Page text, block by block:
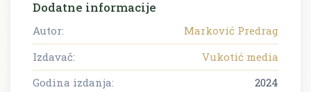
Dodatne informacije
Autor:
Marković Predrag
Izdavač:
Vukotić media
Godina izdanja:
2024